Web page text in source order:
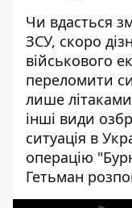
Чи вдасться
ЗСУ, скоро
військового
переломити
лише
інші види
ситуація в
операцію
Гетьман